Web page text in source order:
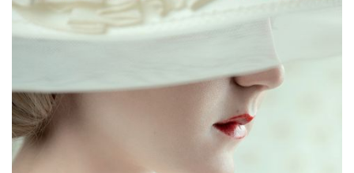
Što
to
zbiva
u